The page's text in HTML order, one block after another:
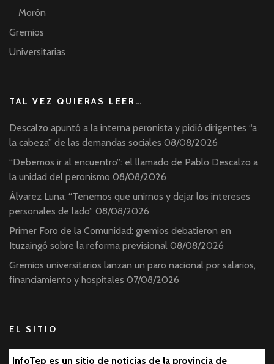
Morón
Gremios
Universitarias
TAL VEZ QUIERAS LEER…
Descalzo apuntó a la interna peronista y pidió dirigentes “a
la cabeza” de las demandas sociales 08/08/2026
“Debemos ir al encuentro”: el llamado de Pablo Descalzo a
la unidad del peronismo 08/08/2026
Álvarez Luna: “Tenemos que unirnos y dejar los intereses
personales de lado” 08/08/2026
Primer Foro de la Comunidad: gremios debatieron en
Ituzaingó sobre la reforma previsional 08/08/2026
Gremios universitarios lanzan un paro nacional por salarios,
financiamiento y hospitales 07/08/2026
EL SITIO
InfoTep es un sitio de noticias de la provincia de